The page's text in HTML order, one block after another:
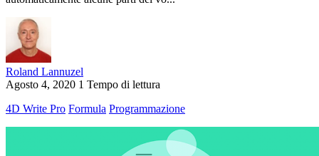
Roland Lannuzel
Agosto 4, 2020 1 Tempo di lettura
4D Write Pro Formula Programmazione